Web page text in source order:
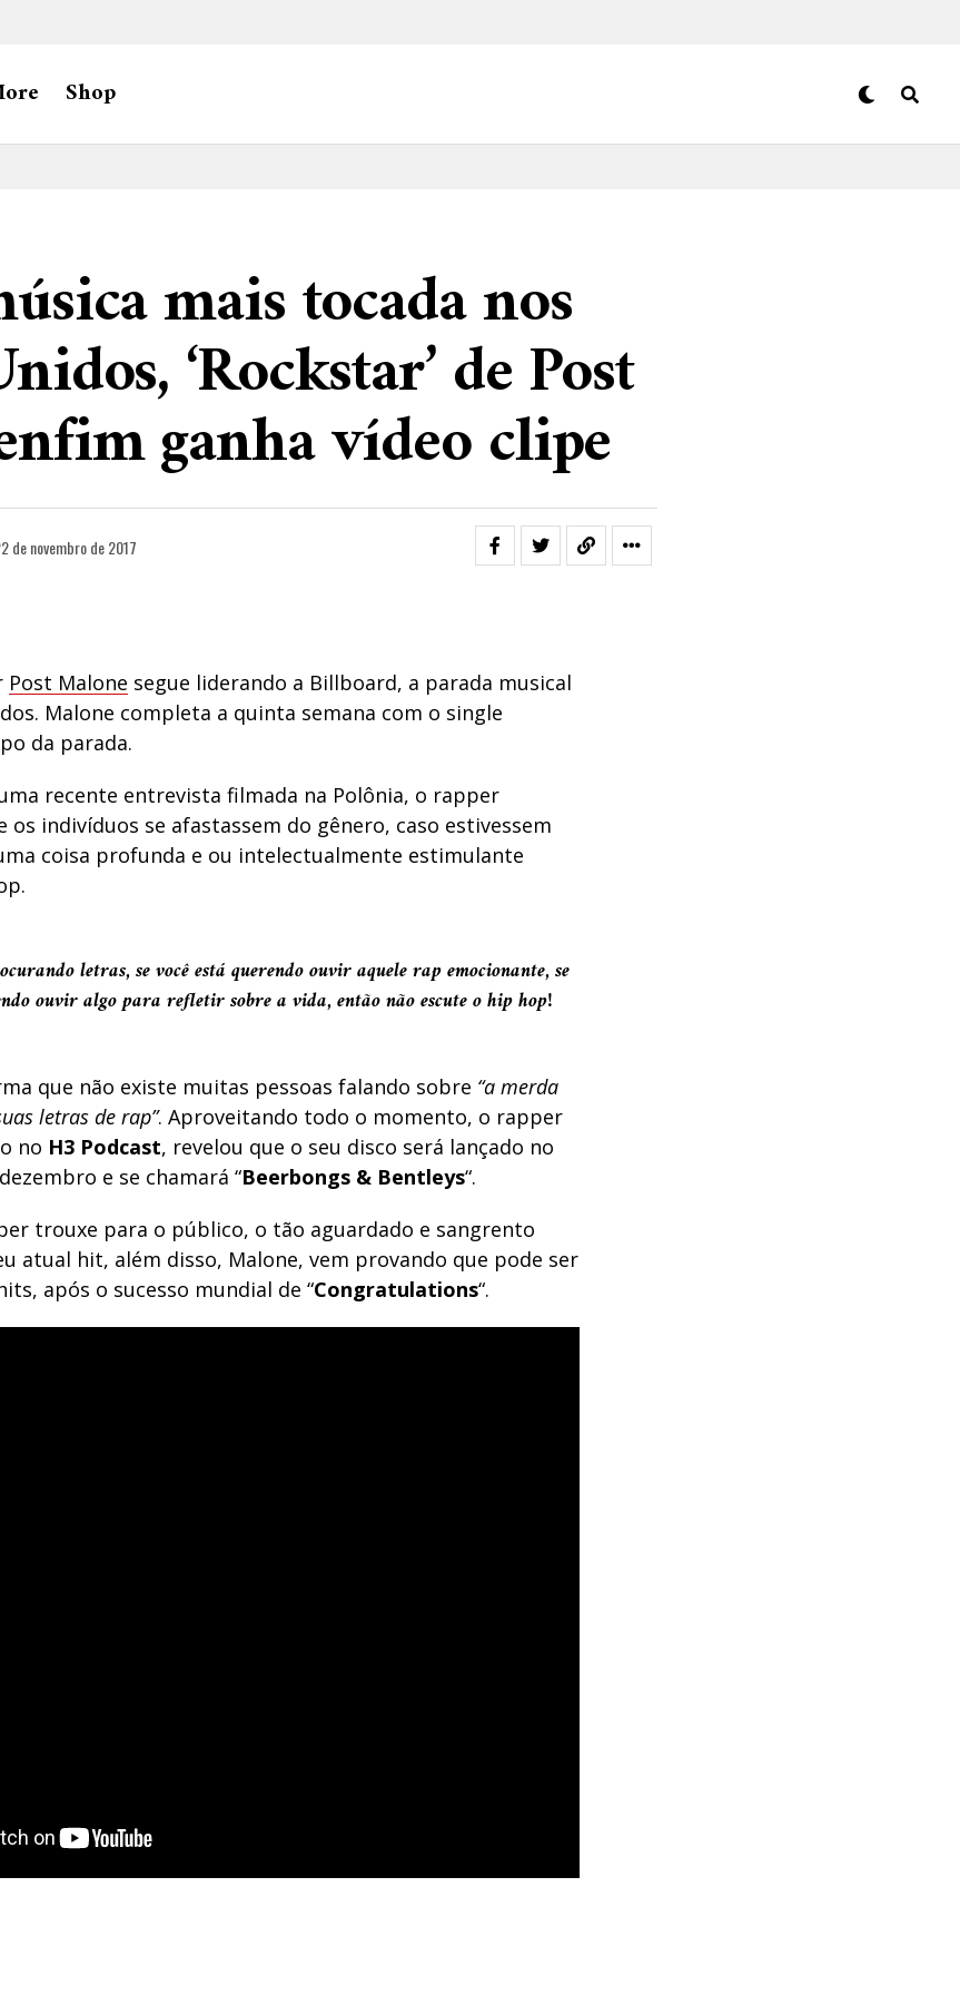
Shop
mais tocada nos
‘Rockstar’ de Post
ganha vídeo clipe
de novembro de 2017
Post Malone segue liderando a Billboard, a parada musical
Malone completa a quinta semana com o single
da parada.
recente entrevista filmada na Polônia, o rapper
os indivíduos se afastassem do gênero, caso estivessem
coisa profunda e ou intelectualmente estimulante
letras, se você está querendo ouvir aquele rap emocionante, se
ouvir algo para refletir sobre a vida, então não escute o hip hop!
que não existe muitas pessoas falando sobre “a merda
letras de rap”. Aproveitando todo o momento, o rapper
no H3 Podcast, revelou que o seu disco será lançado no
e se chamará “Beerbongs & Bentleys“.
trouxe para o público, o tão aguardado e sangrento
atual hit, além disso, Malone, vem provando que pode ser
após o sucesso mundial de “Congratulations“.